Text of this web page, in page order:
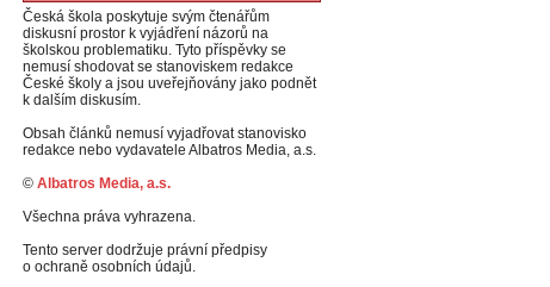
Česká škola poskytuje svým čtenářům
diskusní prostor k vyjádření názorů na
školskou problematiku. Tyto příspěvky se
nemusí shodovat se stanoviskem redakce
České školy a jsou uveřejňovány jako podnět
k dalším diskusím.
Obsah článků nemusí vyjadřovat stanovisko
redakce nebo vydavatele Albatros Media, a.s.
© Albatros Media, a.s.
Všechna práva vyhrazena.
Tento server dodržuje právní předpisy
o ochraně osobních údajů.